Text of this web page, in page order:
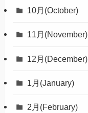
10月(October)
11月(November)
12月(December)
1月(January)
2月(February)